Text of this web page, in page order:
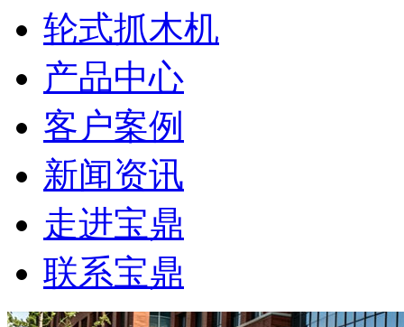
轮式抓木机
产品中心
客户案例
新闻资讯
走进宝鼎
联系宝鼎